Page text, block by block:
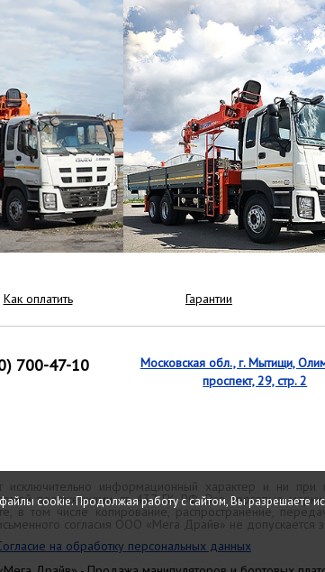
Как оплатить Гарантии
700-47-10
Московская обл., г. Мытищи,
проспект, 29, стр. 2
информационный характер и ни
положениями ст. 437 ГК РФ. Все торговые
в том числе копирование, распространение,
согласия ООО «Мега Драйв» не
на обработку персональных данных
cookie. Продолжая работу с сайтом, Вы